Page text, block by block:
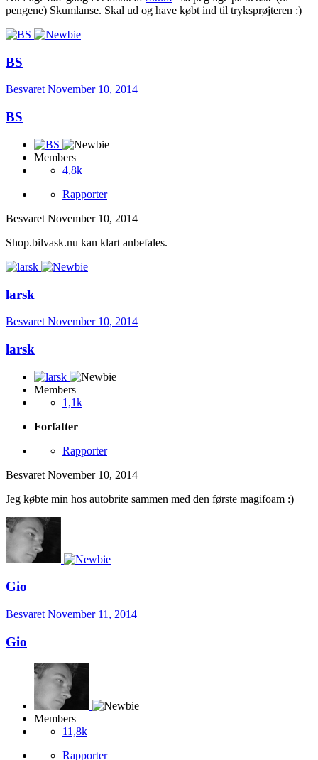
pengene) Skumlanse. Skal ud og have købt ind til tryksprøjteren :)
BS
BesvaretNovember 10, 2014
BS
Members
4,8k
Rapporter
Besvaret November 10, 2014
Shop.bilvask.nu kan klart anbefales.
larsk
Besvaret November 10, 2014
larsk
Members
1,1k
Forfatter
Rapporter
Besvaret November 10, 2014
Jeg købte min hos autobrite sammen med den første magifoam :)
Gio
Besvaret November 11, 2014
Gio
Members
11,8k
Rapporter